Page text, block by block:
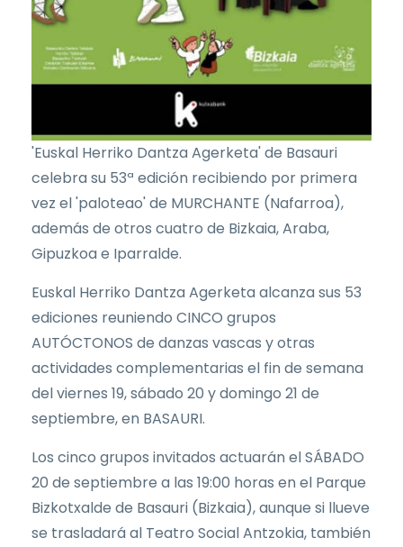
'Euskal Herriko Dantza Agerketa' de Basauri
celebra su 53ª edición recibiendo por primera
vez el 'paloteao' de MURCHANTE (Nafarroa),
además de otros cuatro de Bizkaia, Araba,
Gipuzkoa e Iparralde.
Euskal Herriko Dantza Agerketa alcanza sus 53
ediciones reuniendo CINCO grupos
AUTÓCTONOS de danzas vascas y otras
actividades complementarias el fin de semana
del viernes 19, sábado 20 y domingo 21 de
septiembre, en BASAURI.
Los cinco grupos invitados actuarán el SÁBADO
20 de septiembre a las 19:00 horas en el Parque
Bizkotxalde de Basauri (Bizkaia), aunque si llueve
se trasladará al Teatro Social Antzokia, también